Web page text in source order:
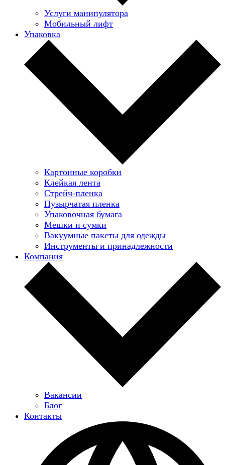
Услуги манипулятора
Мобильный лифт
Упаковка
Картонные коробки
Клейкая лента
Стрейч-пленка
Пузырчатая пленка
Упаковочная бумага
Мешки и сумки
Вакуумные пакеты для одежды
Инструменты и принадлежности
Компания
Вакансии
Блог
Контакты